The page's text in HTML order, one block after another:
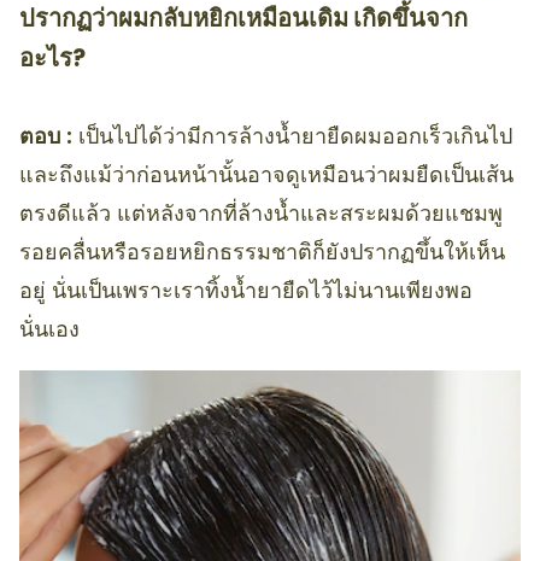
ปรากฏว่าผมกลับหยิกเหมือนเดิม เกิดขึ้นจาก
อะไร?
ตอบ : เป็นไปได้ว่ามีการล้างน้ำยายืดผมออกเร็วเกินไป
และถึงแม้ว่าก่อนหน้านั้นอาจดูเหมือนว่าผมยืดเป็นเส้น
ตรงดีแล้ว แต่หลังจากที่ล้างน้ำและสระผมด้วยแชมพู
รอยคลื่นหรือรอยหยิกธรรมชาติก็ยังปรากฏขึ้นให้เห็น
อยู่ นั่นเป็นเพราะเราทิ้งน้ำยายืดไว้ไม่นานเพียงพอ
นั่นเอง